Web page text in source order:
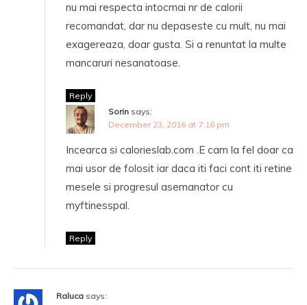
nu mai respecta intocmai nr de calorii
recomandat, dar nu depaseste cu mult, nu mai
exagereaza, doar gusta. Si a renuntat la multe
mancaruri nesanatoase.
Reply
Sorin says:
December 23, 2016 at 7:16 pm
Incearca si calorieslab.com .E cam la fel doar ca
mai usor de folosit iar daca iti faci cont iti retine
mesele si progresul asemanator cu
myftinesspal.
Reply
Raluca says: